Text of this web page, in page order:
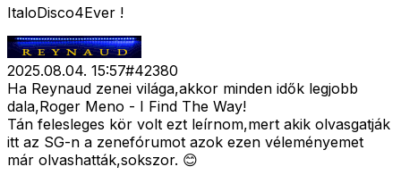
ItaloDisco4Ever !
2025.08.04. 15:57#42380
Ha Reynaud zenei világa,akkor minden idők legjobb
dala,Roger Meno - I Find The Way!
Tán felesleges kör volt ezt leírnom,mert akik olvasgatják
itt az SG-n a zenefórumot azok ezen véleményemet
már olvashatták,sokszor. 😊